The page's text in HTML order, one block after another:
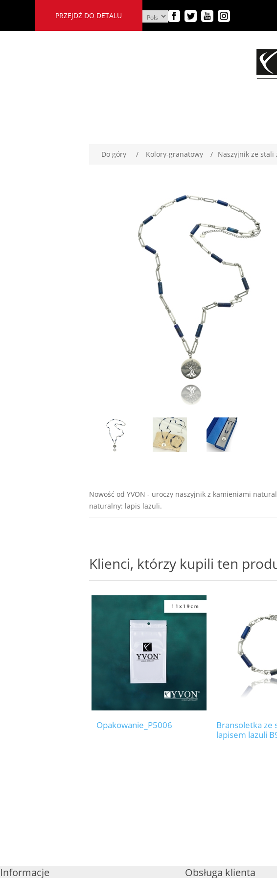
PRZEJDŹ DO DETALU
Do góry / Kolory-granatowy / Naszyjnik ze stali
Nowość od YVON - uroczy naszyjnik z kamieniami
naturalny: lapis lazuli.
Klienci, którzy kupili ten
Opakowanie_P5006
Bransoletka ze
lapisem lazuli
Informacje Obsługa klienta